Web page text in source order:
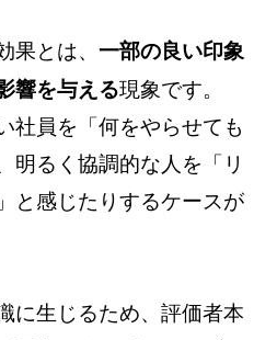
果とは、一部の良い印象
響を与える現象です。
社員を「何をやらせても
明るく協調的な人を「リ
と感じたりするケースが
に生じるため、評価者本